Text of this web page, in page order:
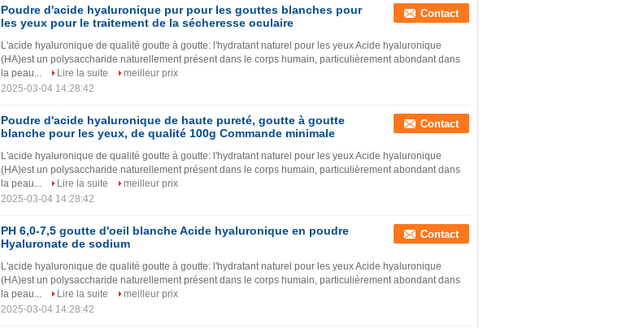
Poudre d'acide hyaluronique pur pour les gouttes blanches pour
les yeux pour le traitement de la sécheresse oculaire
Contact
L'acide hyaluronique de qualité goutte à goutte: l'hydratant naturel pour les yeux Acide hyaluronique
(HA)est un polysaccharide naturellement présent dans le corps humain, particulièrement abondant dans
la peau...
Lire la suite
meilleur prix
2025-03-04 14:28:42
Poudre d'acide hyaluronique de haute pureté, goutte à goutte
blanche pour les yeux, de qualité 100g Commande minimale
Contact
L'acide hyaluronique de qualité goutte à goutte: l'hydratant naturel pour les yeux Acide hyaluronique
(HA)est un polysaccharide naturellement présent dans le corps humain, particulièrement abondant dans
la peau...
Lire la suite
meilleur prix
2025-03-04 14:28:42
PH 6,0-7,5 goutte d'oeil blanche Acide hyaluronique en poudre
Hyaluronate de sodium
Contact
L'acide hyaluronique de qualité goutte à goutte: l'hydratant naturel pour les yeux Acide hyaluronique
(HA)est un polysaccharide naturellement présent dans le corps humain, particulièrement abondant dans
la peau...
Lire la suite
meilleur prix
2025-03-04 14:28:42